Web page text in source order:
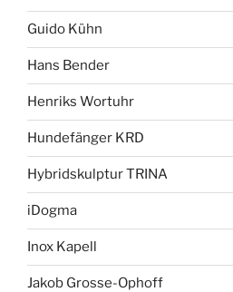
Guido Kühn
Hans Bender
Henriks Wortuhr
Hundefänger KRD
Hybridskulptur TRINA
iDogma
Inox Kapell
Jakob Grosse-Ophoff